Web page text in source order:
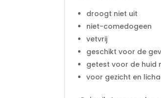
droogt niet uit
niet-comedogeen
vetvrij
geschikt voor de
getest voor de huid
voor gezicht en